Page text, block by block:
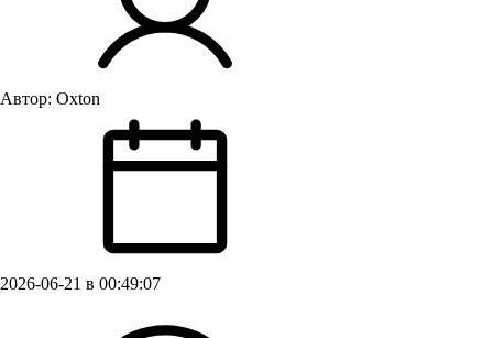
Автор: Oxton
2026-06-21 в 00:49:07